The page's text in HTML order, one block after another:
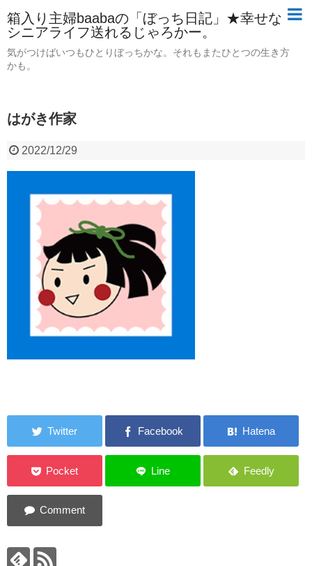
箱入り主婦baabaの「ぼっち日記」★幸せな
シニアライフ送れるじゃろかー。
気がつけばいつもひとりぼっちかな。それもまたひとつの生き方
かも。
はがき作家
2022/12/29